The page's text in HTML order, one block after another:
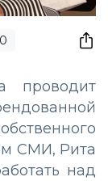
проводит
СМИ, Рита
над